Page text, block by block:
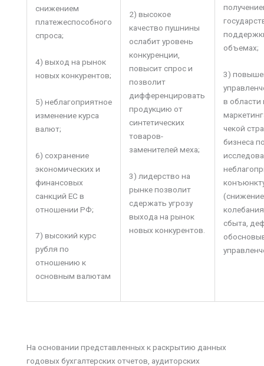
снижением
платежеспособного
спроса;
4) выход на рынок
новых конкурентов;
5) неблагоприятное
изменение курса
валют;
6) сохранение
экономических и
финансовых
санкций ЕС в
отношении РФ;
7) высокий курс
рубля по
отношению к
основным валютам
2) высокое
качество пушнины
ослабит уровень
конкуренции,
повысит спрос и
позволит
дифференцировать
продукцию от
синтетических
товаров-
заменителей меха;
3) лидерство на
рынке позволит
сдержать угрозу
выхода на рынок
новых конкурентов.
объемах;
3)
в
чекой
бизнеса
сбыта,
На основании представленных к раскрытию данных
годовых бухгалтерских отчетов, аудиторских